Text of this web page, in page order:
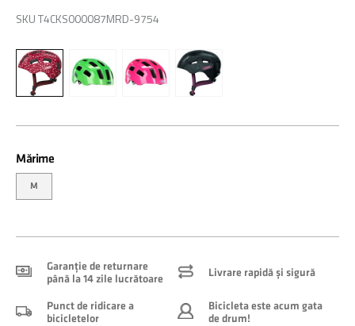
gallery
SKUT4CKS000087MRD-9754
Mărime
M
Garanție de returnare
până la 14 zile lucrătoare
Livrare rapidă și sigură
Punct de ridicare a
bicicletelor
Bicicleta este acum gata
de drum!